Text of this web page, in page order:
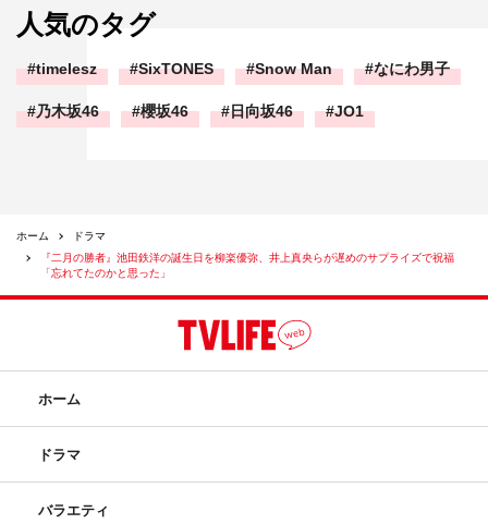
人気のタグ
timelesz SixTONES Snow Man なにわ男子
乃木坂46 櫻坂46 日向坂46 JO1
ホーム
ドラマ
『二月の勝者』池田鉄洋の誕生日を柳楽優弥、井上真央らが遅めのサプライズで祝福
「忘れてたのかと思った」
ホーム
ドラマ
バラエティ